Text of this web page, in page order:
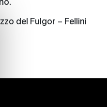
del Fulgor – Fellini